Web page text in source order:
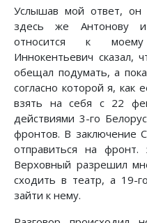
Услышав мой ответ, он
здесь же Антонову и
относится к
Иннокентьевич сказал,
обещал подумать, а
согласно которой я, как
взять на себя с 22
действиями 3-го
фронтов. В заключение
отправиться на
Верховный разрешил
сходить в театр, а 19-
зайти к нему.